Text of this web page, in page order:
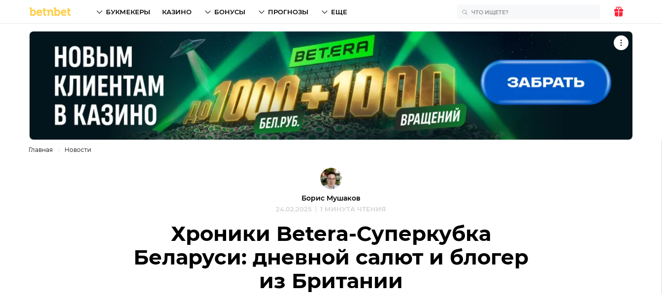
БУКМЕКЕРЫ КАЗИНО БОНУСЫ ПРОГНОЗЫ ЕЩЕ
Главная Новости
Борис Мушаков
24.02.2025 1 МИНУТА ЧТЕНИЯ
Хроники Betera-Суперкубка
Беларуси: дневной салют и блогер
из Британии